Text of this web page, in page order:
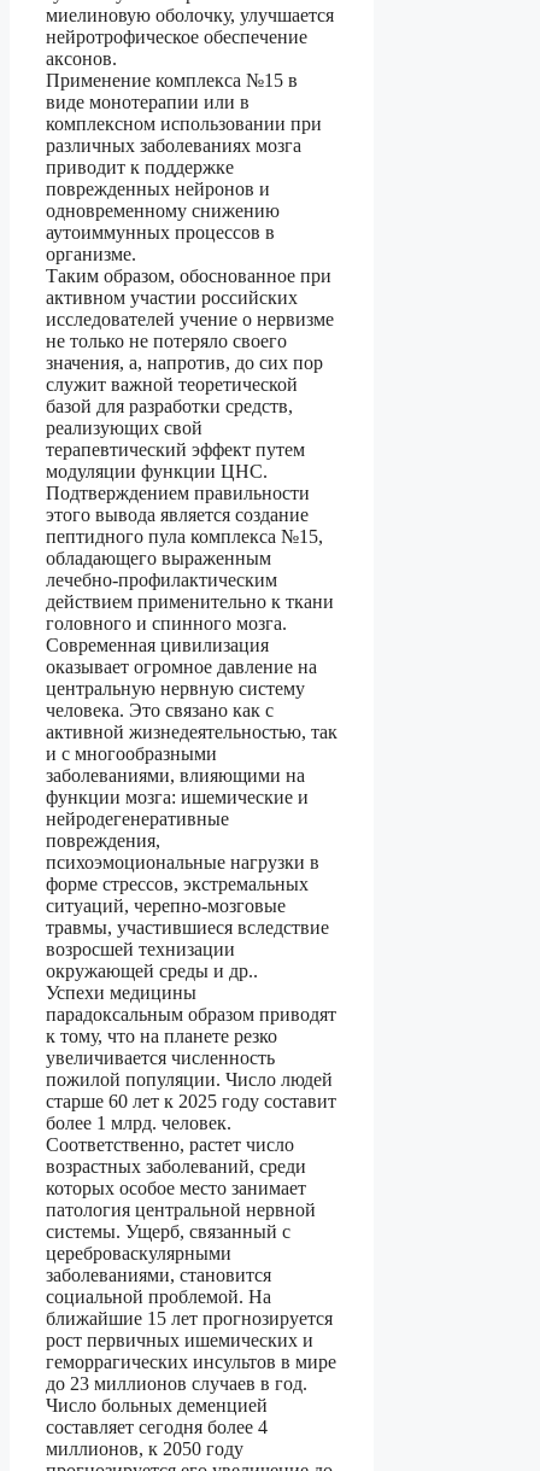
миелиновую оболочку, улучшается
нейротрофическое обеспечение
аксонов.
Применение комплекса №15 в
виде монотерапии или в
комплексном использовании при
различных заболеваниях мозга
приводит к поддержке
поврежденных нейронов и
одновременному снижению
аутоиммунных процессов в
организме.
Таким образом, обоснованное при
активном участии российских
исследователей учение о нервизме
не только не потеряло своего
значения, а, напротив, до сих пор
служит важной теоретической
базой для разработки средств,
реализующих свой
терапевтический эффект путем
модуляции функции ЦНС.
Подтверждением правильности
этого вывода является создание
пептидного пула комплекса №15,
обладающего выраженным
лечебно-профилактическим
действием применительно к ткани
головного и спинного мозга.
Современная цивилизация
оказывает огромное давление на
центральную нервную систему
человека. Это связано как с
активной жизнедеятельностью, так
и с многообразными
заболеваниями, влияющими на
функции мозга: ишемические и
нейродегенеративные
повреждения,
психоэмоциональные нагрузки в
форме стрессов, экстремальных
ситуаций, черепно-мозговые
травмы, участившиеся вследствие
возросшей технизации
окружающей среды и др..
Успехи медицины
парадоксальным образом приводят
к тому, что на планете резко
увеличивается численность
пожилой популяции. Число людей
старше 60 лет к 2025 году составит
более 1 млрд. человек.
Соответственно, растет число
возрастных заболеваний, среди
которых особое место занимает
патология центральной нервной
системы. Ущерб, связанный с
цереброваскулярными
заболеваниями, становится
социальной проблемой. На
ближайшие 15 лет прогнозируется
рост первичных ишемических и
геморрагических инсультов в мире
до 23 миллионов случаев в год.
Число больных деменцией
составляет сегодня более 4
миллионов, к 2050 году